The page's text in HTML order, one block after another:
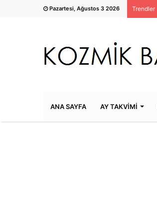
Pazartesi, Ağustos 3 2026 Trendler
ANA SAYFA AY TAKVİMİ